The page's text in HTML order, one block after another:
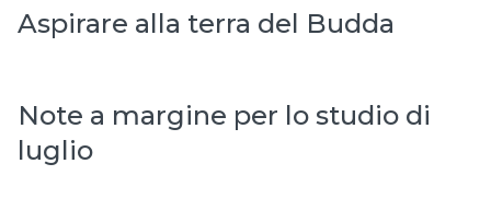
Aspirare alla terra del Budda
Note a margine per lo studio di
luglio